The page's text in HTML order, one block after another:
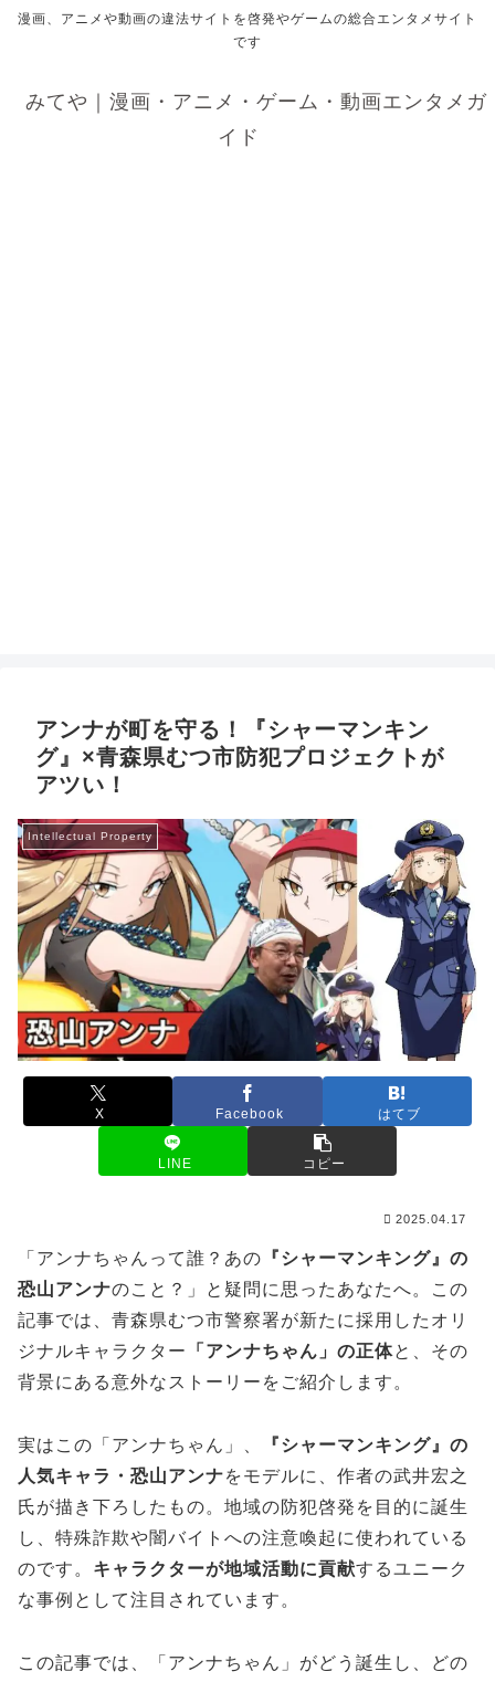
漫画、アニメや動画の違法サイトを啓発やゲームの総合エンタメサイト
です
みてや｜漫画・アニメ・ゲーム・動画エンタメガ
イド
アンナが町を守る！『シャーマンキン
グ』×青森県むつ市防犯プロジェクトが
アツい！
Intellectual Property
X Facebook はてブ
LINE コピー
2025.04.17
「アンナちゃんって誰？あの 『シャーマンキング』の
恐山アンナのこと？」と疑問に思ったあなたへ。この
記事では、青森県むつ市警察署が新たに採用したオリ
ジナルキャラクター
「アンナちゃん」の正体と、その
背景にある意外なストーリーをご紹介します。
実はこの「アンナちゃん」、
『シャーマンキング』の
人気キャラ・恐山アンナをモデルに、作者の武井宏之
氏が描き下ろしたもの。地域の防犯啓発を目的に誕生
し、特殊詐欺や闇バイトへの注意喚起に使われている
のです。 キャラクターが地域活動に貢献するユニーク
な事例として注目されています。
この記事では、「アンナちゃん」がどう誕生し、どの